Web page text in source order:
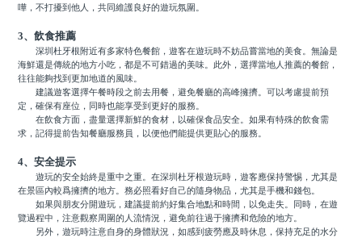
嘩，不打擾到他人，共同維護良好的遊玩氛圍。
3、飲食推薦
深圳杜牙根附近有多家特色餐館，遊客在遊玩時不妨品嘗當地的美食。無論是
海鮮還是傳統的地方小吃，都是不可錯過的美味。此外，選擇當地人推薦的餐館，
往往能夠找到更加地道的風味。
建議遊客選擇午餐時段之前去用餐，避免餐廳的高峰擁擠。可以考慮提前預
定，確保有座位，同時也能享受到更好的服務。
在飲食方面，盡量選擇新鮮的食材，以確保食品安全。如果有特殊的飲食需
求，記得提前告知餐廳服務員，以便他們能提供更貼心的服務。
4、安全提示
遊玩的安全始終是重中之重。在深圳杜牙根遊玩時，遊客應保持警惕，尤其是
在景區內較爲擁擠的地方。務必照看好自己的隨身物品，尤其是手機和錢包。
如果與朋友分開遊玩，建議提前約好集合地點和時間，以免走失。同時，在遊
覽過程中，注意觀察周圍的人流情況，避免前往過于擁擠和危險的地方。
另外，遊玩時注意自身的身體狀況，如感到疲勞應及時休息，保持充足的水分